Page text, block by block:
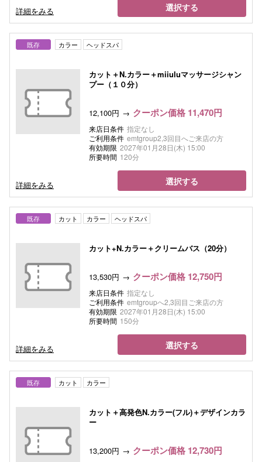
詳細をみる 選択する
既存 カラー ヘッドスパ
カット＋N.カラー＋miiuluマッサージシャン
プー（１０分）
12,100円 クーポン価格 11,470円
来店日条件 指定なし
ご利用条件 emtgroup2,3回目へご来店の方
有効期限 2027年01月28日(木) 15:00
所要時間 120分
詳細をみる 選択する
既存 カット カラー ヘッドスパ
カット+N.カラー＋クリームバス（20分）
13,530円 クーポン価格 12,750円
来店日条件 指定なし
ご利用条件 emtgroupへ2,3回目ご来店の方
有効期限 2027年01月28日(木) 15:00
所要時間 150分
詳細をみる 選択する
既存 カット カラー
カット＋高発色N.カラー(フル)＋デザインカラ
ー
13,200円 クーポン価格 12,730円